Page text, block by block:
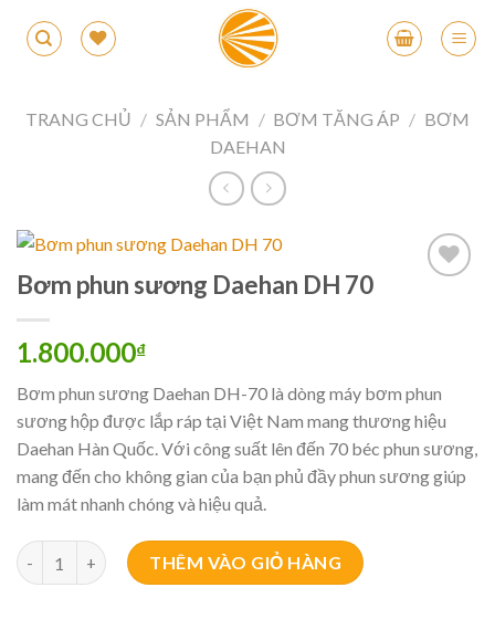
TRANG CHỦ / SẢN PHẨM / BƠM TĂNG ÁP / BƠM
DAEHAN
Bơm phun sương Daehan DH 70
1.800.000₫
Bơm phun sương Daehan DH-70 là dòng máy bơm phun
sương hộp được lắp ráp tại Việt Nam mang thương hiệu
Daehan Hàn Quốc. Với công suất lên đến 70 béc phun sương,
mang đến cho không gian của bạn phủ đầy phun sương giúp
làm mát nhanh chóng và hiệu quả.
Bơm phun sương Daehan DH 70 số lượng
THÊM VÀO GIỎ HÀNG